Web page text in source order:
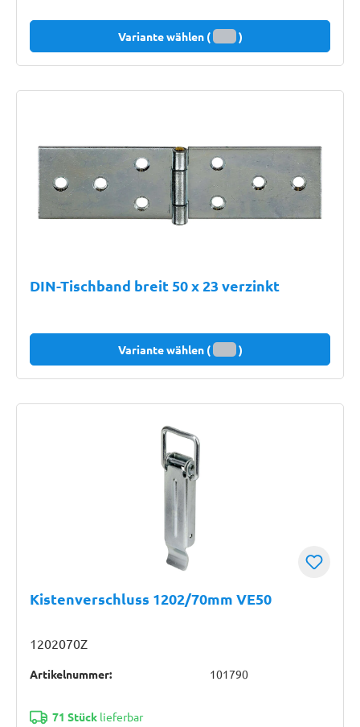
Variante wählen ( )
DIN-Tischband breit 50 x 23 verzinkt
Variante wählen ( )
Kistenverschluss 1202/70mm VE50
1202070Z
Artikelnummer: 101790
71 Stücklieferbar